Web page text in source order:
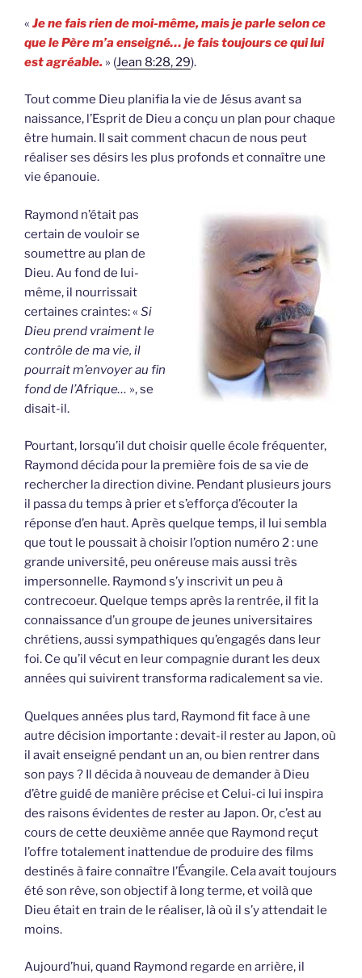
« Je ne fais rien de moi-même, mais je parle selon ce
que le Père m’a enseigné… je fais toujours ce qui lui
est agréable. » (Jean 8:28, 29).
Tout comme Dieu planifia la vie de Jésus avant sa
naissance, l’Esprit de Dieu a conçu un plan pour chaque
être humain. Il sait comment chacun de nous peut
réaliser ses désirs les plus profonds et connaître une
vie épanouie.
Raymond n’était pas
certain de vouloir se
soumettre au plan de
Dieu. Au fond de lui-
même, il nourrissait
certaines craintes: « Si
Dieu prend vraiment le
contrôle de ma vie, il
pourrait m’envoyer au fin
fond de l’Afrique… », se
disait-il.
Pourtant, lorsqu’il dut choisir quelle école fréquenter,
Raymond décida pour la première fois de sa vie de
rechercher la direction divine. Pendant plusieurs jours
il passa du temps à prier et s’efforça d’écouter la
réponse d’en haut. Après quelque temps, il lui sembla
que tout le poussait à choisir l’option numéro 2 : une
grande université, peu onéreuse mais aussi très
impersonnelle. Raymond s’y inscrivit un peu à
contrecoeur. Quelque temps après la rentrée, il fit la
connaissance d’un groupe de jeunes universitaires
chrétiens, aussi sympathiques qu’engagés dans leur
foi. Ce qu’il vécut en leur compagnie durant les deux
années qui suivirent transforma radicalement sa vie.
Quelques années plus tard, Raymond fit face à une
autre décision importante : devait-il rester au Japon, où
il avait enseigné pendant un an, ou bien rentrer dans
son pays ? Il décida à nouveau de demander à Dieu
d’être guidé de manière précise et Celui-ci lui inspira
des raisons évidentes de rester au Japon. Or, c’est au
cours de cette deuxième année que Raymond reçut
l’offre totalement inattendue de produire des films
destinés à faire connaître l’Évangile. Cela avait toujours
été son rêve, son objectif à long terme, et voilà que
Dieu était en train de le réaliser, là où il s’y attendait le
moins.
Aujourd’hui, quand Raymond regarde en arrière, il